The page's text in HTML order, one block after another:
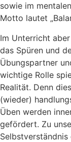
sowie im
Motto lautet
Im Unterricht
das Spüren und
Übungspartner
wichtige Rolle
Realität. Denn
(wieder)
Üben werden
gefördert. Zu